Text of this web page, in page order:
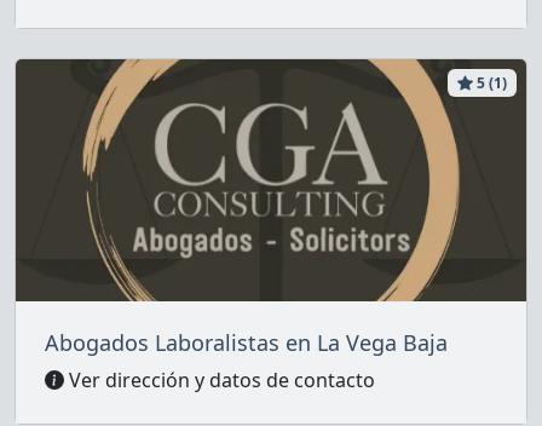
5 (1)
Abogados Laboralistas en La Vega Baja
Ver dirección y datos de contacto